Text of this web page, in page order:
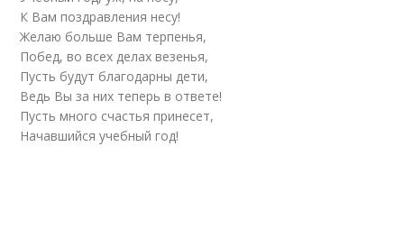
К Вам поздравления несу!
Желаю больше Вам терпенья,
Побед, во всех делах везенья,
Пусть будут благодарны дети,
Ведь Вы за них теперь в ответе!
Пусть много счастья принесет,
Начавшийся учебный год!